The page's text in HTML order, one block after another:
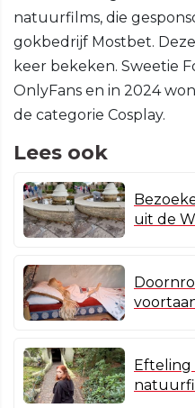
natuurfilms, die
gokbedrijf Mostbet.
keer bekeken. Sweetie
OnlyFans en in 2024
de categorie Cosplay.
Lees ook
uit de
Efteling